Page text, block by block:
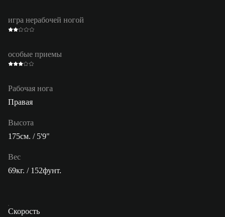
игра нерабочей ногой
особые приемы
Рабочая нога
Правая
Высота
175см. / 5'9"
Вес
69кг. / 152фунт.
Скорость